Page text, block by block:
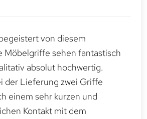
von diesem
Möbelgriffe sehen fantastisch
absolut hochwertig.
der Lieferung zwei Griffe
einem sehr kurzen und
Kontakt mit dem